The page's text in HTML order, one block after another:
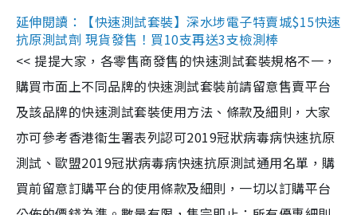
延伸閱讀：【快速測試套裝】深水埗電子特賣城$15快速
抗原測試劑 現貨發售！買10支再送3支檢測棒
<< 提提大家，各零售商發售的快速測試套裝規格不一，
購買市面上不同品牌的快速測試套裝前請留意售賣平台
及該品牌的快速測試套裝使用方法、條款及細則，大家
亦可參考香港衞生署表列認可2019冠狀病毒病快速抗原
測試、歐盟2019冠狀病毒病快速抗原測試通用名單，購
買前留意訂購平台的使用條款及細則，一切以訂購平台